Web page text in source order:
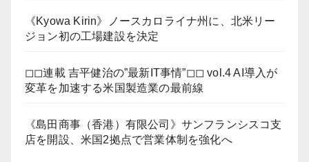
《Kyowa Kirin》ノースカロライナ州に、北米リー
ジョン初の工場建設を決定
◻︎◻︎連載 吉平健治の”最新IT事情”◻︎◻︎ vol.4 AI導入が
変革を加速する米国製造業の最前線
《島田商事（香港）有限公司》サンフランシスコ支
店を開設、米国2拠点で営業体制を強化へ